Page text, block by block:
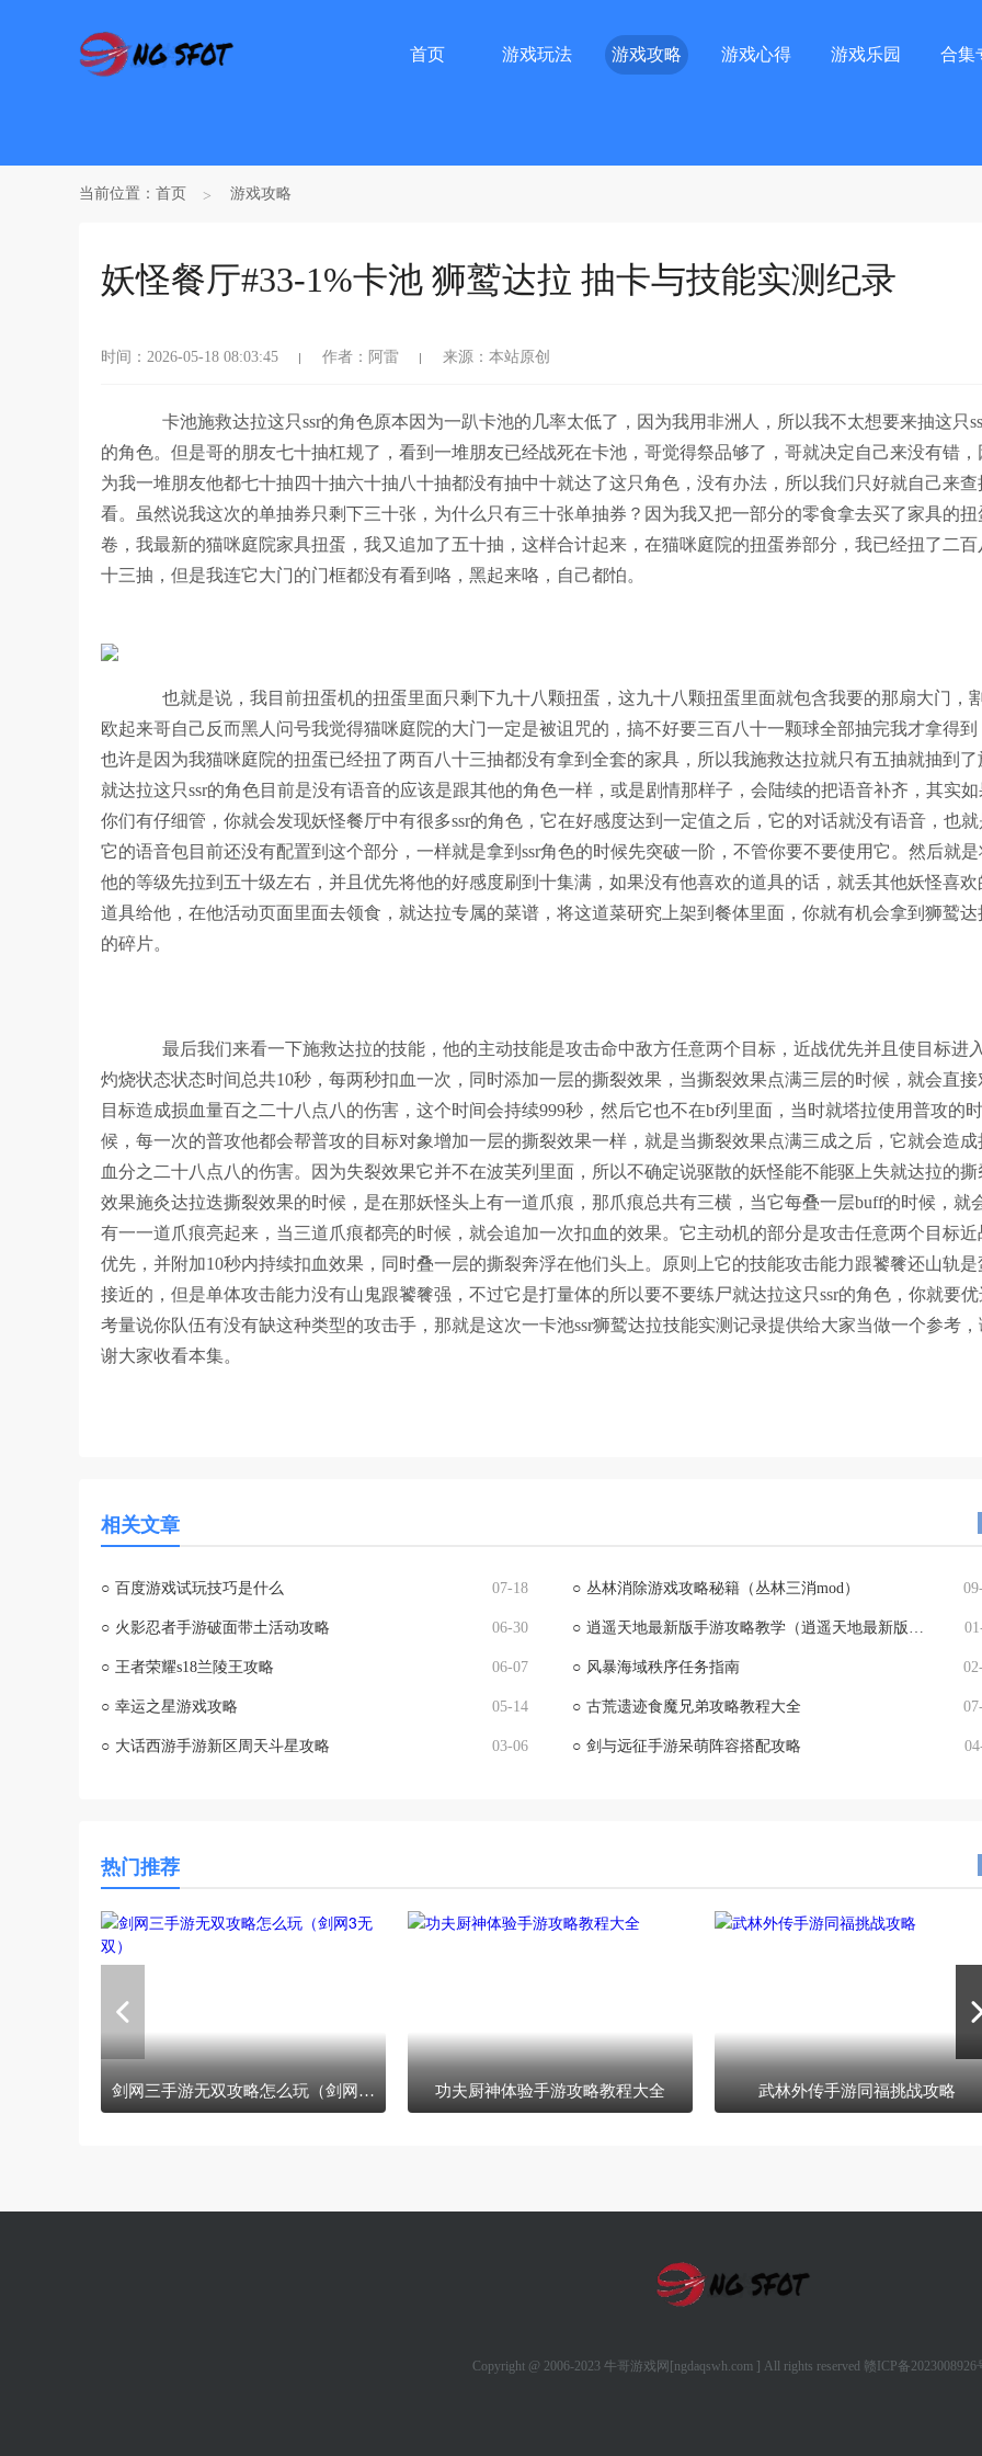
首页 游戏玩法 游戏攻略 游戏心得 游戏乐园 合集
当前位置： 首页 游戏攻略
妖怪餐厅#33-1%卡池 狮鹫达拉 抽卡与技能实测纪录
时间：2026-05-18 08:03:45 作者：阿雷 来源：本站原创
卡池施救达拉这只ssr的角色原本因为一趴卡池的几率太低了，因为我用非洲人，所以我不太想要来抽这只
的角色。但是哥的朋友七十抽杠规了，看到一堆朋友已经战死在卡池，哥觉得祭品够了，哥就决定自己来没有错，
为我一堆朋友他都七十抽四十抽六十抽八十抽都没有抽中十就达了这只角色，没有办法，所以我们只好就自己来查
看。虽然说我这次的单抽券只剩下三十张，为什么只有三十张单抽券？因为我又把一部分的零食拿去买了家具的扭
卷，我最新的猫咪庭院家具扭蛋，我又追加了五十抽，这样合计起来，在猫咪庭院的扭蛋券部分，我已经扭了二百
十三抽，但是我连它大门的门框都没有看到咯，黑起来咯，自己都怕。
也就是说，我目前扭蛋机的扭蛋里面只剩下九十八颗扭蛋，这九十八颗扭蛋里面就包含我要的那扇大门，割
欧起来哥自己反而黑人问号我觉得猫咪庭院的大门一定是被诅咒的，搞不好要三百八十一颗球全部抽完我才拿得到
也许是因为我猫咪庭院的扭蛋已经扭了两百八十三抽都没有拿到全套的家具，所以我施救达拉就只有五抽就抽到了
就达拉这只ssr的角色目前是没有语音的应该是跟其他的角色一样，或是剧情那样子，会陆续的把语音补齐，其实如
你们有仔细管，你就会发现妖怪餐厅中有很多ssr的角色，它在好感度达到一定值之后，它的对话就没有语音，也就
它的语音包目前还没有配置到这个部分，一样就是拿到ssr角色的时候先突破一阶，不管你要不要使用它。然后就是
他的等级先拉到五十级左右，并且优先将他的好感度刷到十集满，如果没有他喜欢的道具的话，就丢其他妖怪喜欢
道具给他，在他活动页面里面去领食，就达拉专属的菜谱，将这道菜研究上架到餐体里面，你就有机会拿到狮鹫达
的碎片。
最后我们来看一下施救达拉的技能，他的主动技能是攻击命中敌方任意两个目标，近战优先并且使目标进入
灼烧状态状态时间总共10秒，每两秒扣血一次，同时添加一层的撕裂效果，当撕裂效果点满三层的时候，就会直接
目标造成损血量百之二十八点八的伤害，这个时间会持续999秒，然后它也不在bf列里面，当时就塔拉使用普攻的时
候，每一次的普攻他都会帮普攻的目标对象增加一层的撕裂效果一样，就是当撕裂效果点满三成之后，它就会造成
血分之二十八点八的伤害。因为失裂效果它并不在波芙列里面，所以不确定说驱散的妖怪能不能驱上失就达拉的撕
效果施灸达拉迭撕裂效果的时候，是在那妖怪头上有一道爪痕，那爪痕总共有三横，当它每叠一层buff的时候，就
有一一道爪痕亮起来，当三道爪痕都亮的时候，就会追加一次扣血的效果。它主动机的部分是攻击任意两个目标近
优先，并附加10秒内持续扣血效果，同时叠一层的撕裂奔浮在他们头上。原则上它的技能攻击能力跟饕餮还山轨是
接近的，但是单体攻击能力没有山鬼跟饕餮强，不过它是打量体的所以要不要练尸就达拉这只ssr的角色，你就要优
考量说你队伍有没有缺这种类型的攻击手，那就是这次一卡池ssr狮鹫达拉技能实测记录提供给大家当做一个参考，
谢大家收看本集。
相关文章
○ 百度游戏试玩技巧是什么 07-18 ○ 丛林消除游戏攻略秘籍（丛林三消mod）
○ 火影忍者手游破面带土活动攻略 06-30 ○ 逍遥天地最新版手游攻略教学（逍遥天地最新版手游攻略教学视频）
○ 王者荣耀s18兰陵王攻略 06-07 ○ 风暴海域秩序任务指南
○ 幸运之星游戏攻略 05-14 ○ 古荒遗迹食魔兄弟攻略教程大全
○ 大话西游手游新区周天斗星攻略 03-06 ○ 剑与远征手游呆萌阵容搭配攻略
热门推荐
剑网三手游无双攻略怎么玩（剑网3无双） 功夫厨神体验手游攻略教程大全 武林外传手游同福挑战攻略
Copyright @ 2006-2023 牛哥游戏网[ngdaqswh.com ] All rights reserved 赣ICP备2023008926